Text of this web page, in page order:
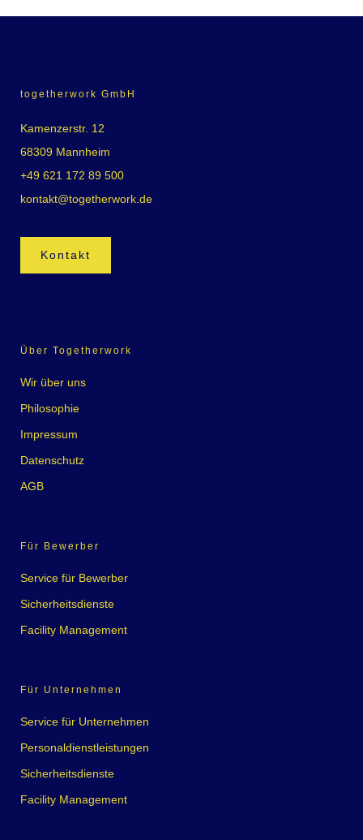
togetherwork GmbH
Kamenzerstr. 12
68309 Mannheim
+49 621 172 89 500
kontakt@togetherwork.de
Kontakt
Über Togetherwork
Wir über uns
Philosophie
Impressum
Datenschutz
AGB
Für Bewerber
Service für Bewerber
Sicherheitsdienste
Facility Management
Für Unternehmen
Service für Unternehmen
Personaldienstleistungen
Sicherheitsdienste
Facility Management